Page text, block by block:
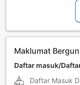
Maklumat
Daftar masuk/
Daftar Masuk